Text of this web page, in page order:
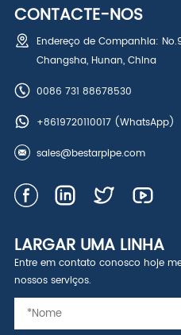
CONTACTE-NOS
Endereço de Companhia:
Changsha, Hunan, China
0086 731 88678530
+8619720110017(WhatsApp)
sales@bestarpipe.com
LARGAR UMA LINHA
Entre em contato conosco hoje
nossos serviços.